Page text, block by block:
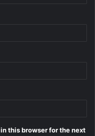
this browser for the next